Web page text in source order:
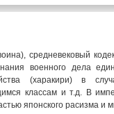
средневековый
военного дела
(харакири) в
классам и т.д. В
японского расизма и